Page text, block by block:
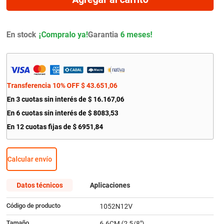
En stock Garantia 6 meses!
Transferencia 10% OFF $ 43.651,06
En 3 cuotas sin interés de $ 16.167,06
En 6 cuotas sin interés de$ 8083,53
En 12 cuotas fijas de $ 6951,84
Calcular envío
Datos técnicos Aplicaciones
Código de producto 1052N12V